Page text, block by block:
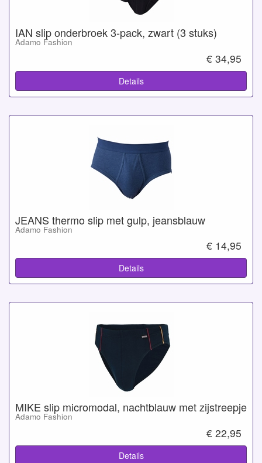
IAN slip onderbroek 3-pack, zwart (3 stuks)
Adamo Fashion
€ 34,95
Details
JEANS thermo slip met gulp, jeansblauw
Adamo Fashion
€ 14,95
Details
MIKE slip micromodal, nachtblauw met zijstreepje
Adamo Fashion
€ 22,95
Details